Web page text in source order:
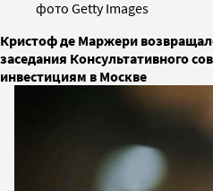
фото Getty Images
Кристоф де Маржери
заседания Консультативного
инвестициям в Москве